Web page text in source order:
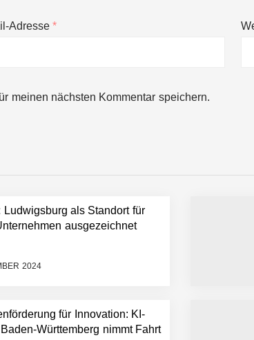
Adresse *
meinen nächsten Kommentar speichern.
Ludwigsburg als Standort für
ausgezeichnet
2024
für Innovation: KI-
Württemberg nimmt Fahrt
FiniteNow ermöglicht sofortige Angebotskalkulation für